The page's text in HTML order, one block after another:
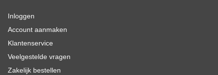
Inloggen
Account aanmaken
Klantenservice
Veelgestelde vragen
Zakelijk bestellen